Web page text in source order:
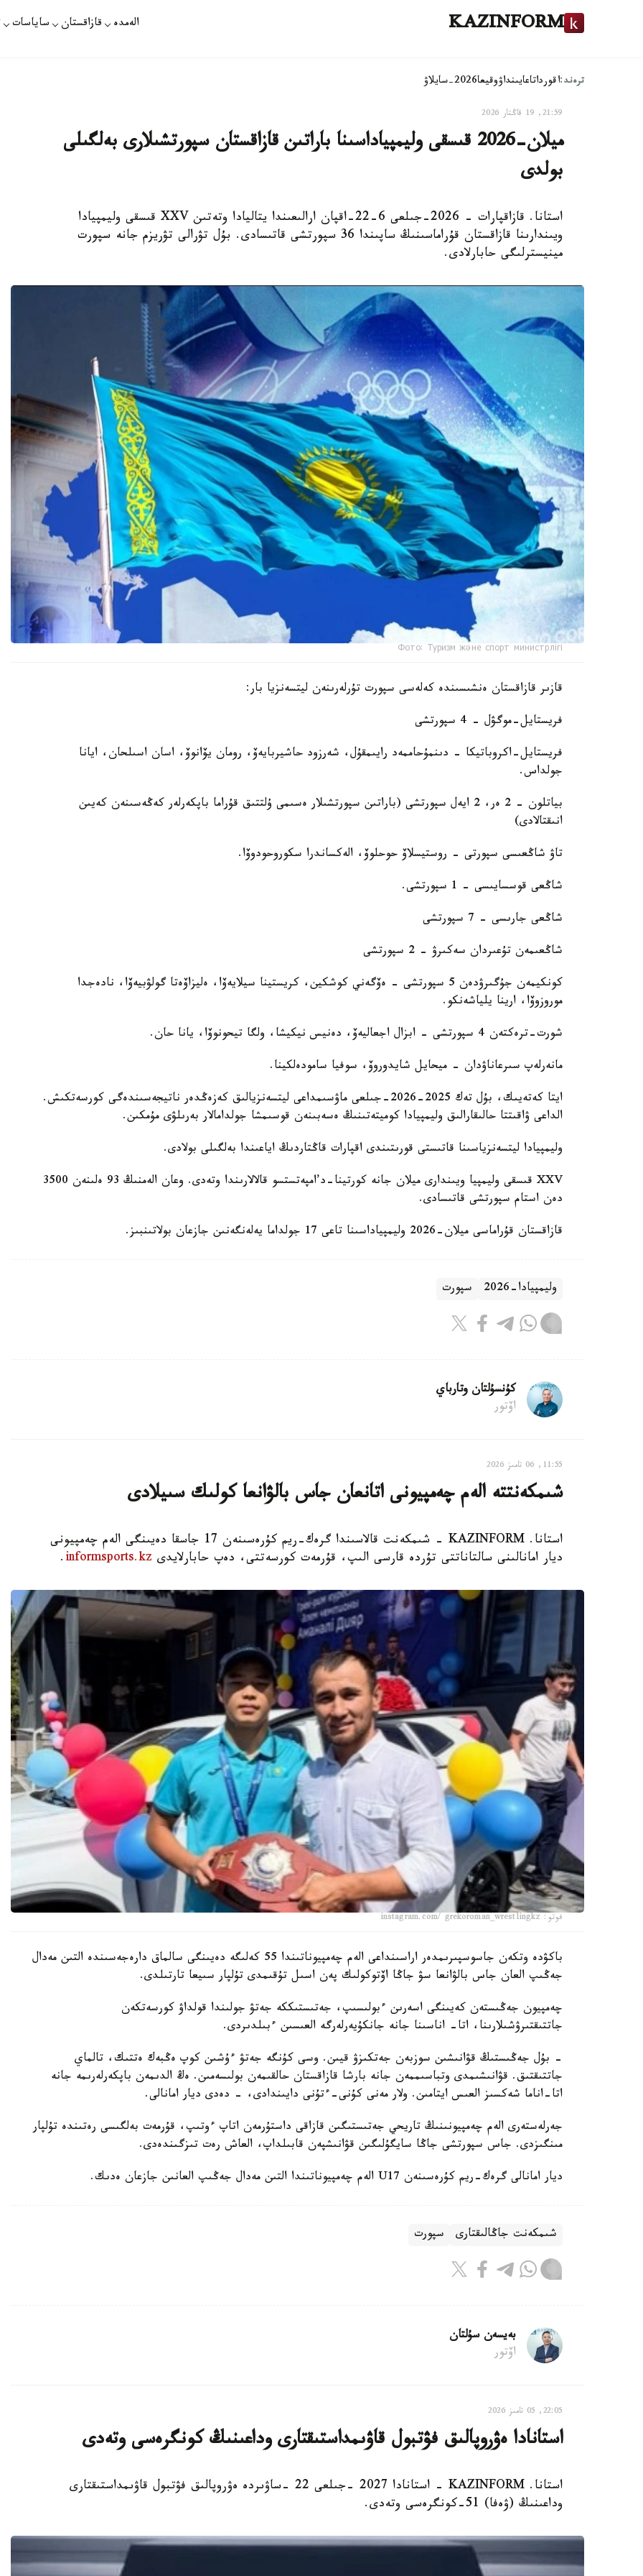
KAZINFORM الەمدە قازاقستان ساياسات
ترەند:اقورداتاعايىنداۋوقيعا2026-سايلاۋ
21:59, 19 قاڭتار 2026
ميلان-2026 قىسقى وليمپياداسىنا باراتىن قازاقستان سپورتشىلارى بەلگىلى
بولدى
استانا. قازاقپارات - 2026-جىلعى 6-22-اقپان ارالىعىندا يتاليادا وتەتىن XXV قىسقى وليمپيادا
ويىندارىنا قازاقستان قۇراماسىنىڭ ساپىندا 36 سپورتشى قاتىسادى. بۇل تۋرالى تۋريزم جانە سپورت
مينيسترلىگى حابارلادى.
Фото: Туризм және спорт министрлігі
قازىر قازاقستان ەنشىسىندە كەلەسى سپورت تۇرلەرىنەن ليتسەنزيا بار:
فريستايل-موگۋل - 4 سپورتشى
فريستايل-اكروباتيكا - دىنمۇحاممەد رايىمقۇل، شەرزود حاشيربايەۆ، رومان يۆانوۆ، اسان اسىلحان، ايانا
جولداس.
بياتلون - 2 ەر، 2 ايەل سپورتشى (باراتىن سپورتشىلار ەسىمى ۇلتتىق قۇراما باپكەرلەر كەڭەسىنەن كەيىن
انىقتالادى)
تاۋ شاڭعىسى سپورتى - روستيسلاۆ حوحلوۆ، الەكساندرا سكوروحودوۆا.
شاڭعى قوسسايىسى - 1 سپورتشى.
شاڭعى جارىسى - 7 سپورتشى
شاڭعىمەن تۇعىردان سەكىرۋ - 2 سپورتشى
كونكيمەن جۇگىرۋدەن 5 سپورتشى - ەۆگەني كوشكين، كريستينا سيلايەۆا، ەليزاۆەتا گولۋبيەۆا، نادەجدا
موروزوۆا، ارينا يلياشەنكو.
شورت-ترەكتەن 4 سپورتشى - ابزال اجعاليەۆ، دەنيس نيكيشا، ولگا تيحونوۆا، يانا حان.
مانەرلەپ سىرعاناۋدان - ميحايل شايدوروۆ، سوفيا سامودەلكينا.
ايتا كەتەيىك، بۇل تەك 2025-2026-جىلعى ماۋسىمداعى ليتسەنزيالىق كەزەڭدەر ناتيجەسىندەگى كورسەتكىش.
الداعى ۋاقىتتا حالىقارالىق وليمپيادا كوميتەتىنىڭ ەسەبىنەن قوسىمشا جولدامالار بەرىلۋى مۇمكىن.
وليمپيادا ليتسەنزياسىنا قاتىستى قورىتىندى اقپارات قاڭتاردىڭ اياعىندا بەلگىلى بولادى.
XXV قىسقى وليمپيا ويىندارى ميلان جانە كورتينا-د’امپەتستسو قالالارىندا وتەدى. وعان الەمنىڭ 93 ەلىنەن 3500
دەن استام سپورتشى قاتىسادى.
قازاقستان قۇراماسى ميلان-2026 وليمپياداسىنا تاعى 17 جولداما يەلەنگەنىن جازعان بولاتىنبىز.
وليمپيادا-2026 سپورت
كۇنسۇلتان وتارباي
اۆتور
11:55, 06 تامىز 2026
شىمكەنتتە الەم چەمپيونى اتانعان جاس بالۋانعا كولىك سىيلادى
استانا. KAZINFORM - شىمكەنت قالاسىندا گرەك-ريم كۇرەسىنەن 17 جاسقا دەيىنگى الەم چەمپيونى
ديار امانالىنى سالتاناتتى تۇردە قارسى الىپ، قۇرمەت كورسەتتى، دەپ حابارلايدى informsports.kz
.
فوتو: instagram.com/ grekoroman_wrestlingkz
باكۋدە وتكەن جاسوسپىرىمدەر اراسىنداعى الەم چەمپيوناتىندا 55 كەلىگە دەيىنگى سالماق دارەجەسىندە التىن مەدال
جەڭىپ العان جاس بالۋانعا سۋ جاڭا اۆتوكولىك پەن اسىل تۇقىمدى تۇلپار سىيعا تارتىلدى.
چەمپيون جەڭىستەن كەيىنگى اسەرىن ءبولىسىپ، جەتىستىككە جەتۋ جولىندا قولداۋ كورسەتكەن
جاتتىقتىرۋشىلارىنا، اتا- اناسىنا جانە جانكۇيەرلەرگە العىسىن ءبىلدىردى.
- بۇل جەڭىستىڭ قۋانىشىن سوزبەن جەتكىزۋ قيىن. وسى كۇنگە جەتۋ ءۇشىن كوپ ەڭبەك ەتتىك، تالماي
جاتتىقتىق. قۋانىشىمدى وتباسىممەن جانە بارشا قازاقستان حالقىمەن بولىسەمىن. ەڭ الدىمەن باپكەرلەرىمە جانە
اتا-اناما شەكسىز العىس ايتامىن. ولار مەنى كۇنى-ءتۇنى دايىندادى، - دەدى ديار امانالى.
جەرلەستەرى الەم چەمپيونىنىڭ تاريحي جەتىستىگىن قازاقى داستۇرمەن اتاپ ءوتىپ، قۇرمەت بەلگىسى رەتىندە تۇلپار
مىنگىزدى. جاس سپورتشى جاڭا سايگۇلىگىن قۋانىشپەن قابىلداپ، العاش رەت تىزگىندەدى.
ديار امانالى گرەك-ريم كۇرەسىنەن U17 الەم چەمپيوناتىندا التىن مەدال جەڭىپ العانىن جازعان ەدىك.
شىمكەنت جاڭالىقتارى سپورت
بەيسەن سۇلتان
اۆتور
22:05, 05 تامىز 2026
استانادا ەۋروپالىق فۋتبول قاۋىمداستىقتارى وداعىنىڭ كونگرەسى وتەدى
استانا. KAZINFORM - استانادا 2027 -جىلعى 22 -ساۋىردە ەۋروپالىق فۋتبول قاۋىمداستىقتارى
وداعىنىڭ (ۋەفا) 51-كونگرەسى وتەدى.